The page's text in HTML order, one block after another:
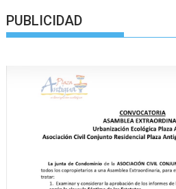
PUBLICIDAD